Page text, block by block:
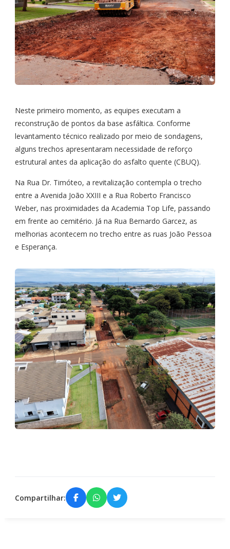
Neste primeiro momento, as equipes executam a
reconstrução de pontos da base asfáltica. Conforme
levantamento técnico realizado por meio de sondagens,
alguns trechos apresentaram necessidade de reforço
estrutural antes da aplicação do asfalto quente (CBUQ).
Na Rua Dr. Timóteo, a revitalização contempla o trecho
entre a Avenida João XXIII e a Rua Roberto Francisco
Weber, nas proximidades da Academia Top Life, passando
em frente ao cemitério. Já na Rua Bernardo Garcez, as
melhorias acontecem no trecho entre as ruas João Pessoa
e Esperança.
Compartilhar: